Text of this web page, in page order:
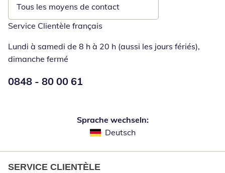
Tous les moyens de contact
Service Clientèle français
Lundi à samedi de 8 h à 20 h (aussi les jours fériés),
dimanche fermé
Numéro de téléphone:
0848 - 80 00 61
Sprache wechseln:
Deutsch
SERVICE CLIENTÈLE